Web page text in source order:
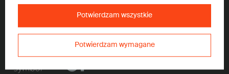
Potwierdzam wymagane
Potwierdzam wszystkie